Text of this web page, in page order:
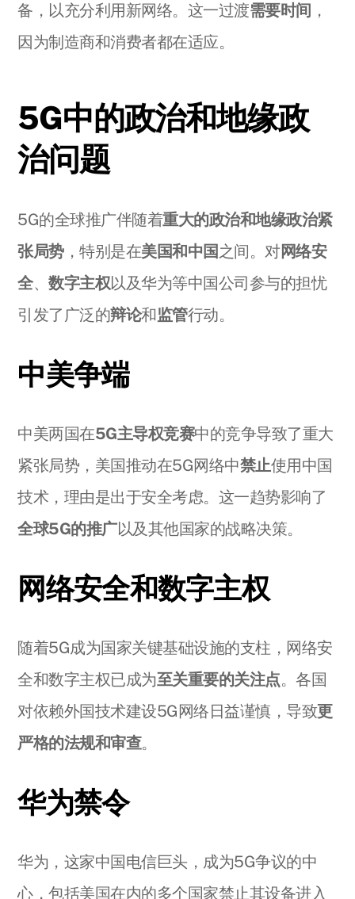
备，以充分利用新网络。这一过渡需要时间 ，
因为制造商和消费者都在适应。
5G中的政治和地缘政
治问题
5G的全球推广伴随着重大的政治和地缘政治紧
张局势，特别是在美国和中国 之间。对 网络安
全、数字主权以及华为等中国公司参与的担忧
引发了广泛的辩论和监管行动。
中美争端
中美两国在5G主导权竞赛中的竞争导致了重大
紧张局势，美国推动在5G网络中禁止使用中国
技术，理由是出于安全考虑。这一趋势影响了
全球5G的推广以及其他国家的战略决策。
网络安全和数字主权
随着5G成为国家关键基础设施的支柱，网络安
全和数字主权已成为至关重要的关注点。各国
对依赖外国技术建设5G网络日益谨慎，导致更
严格的法规和审查。
华为禁令
华为，这家中国电信巨头，成为5G争议的中
心，包括美国在内的多个国家禁止其设备进入